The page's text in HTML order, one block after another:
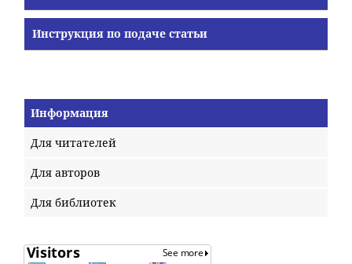
Инструкция по подаче статьи
Информация
Для читателей
Для авторов
Для библиотек